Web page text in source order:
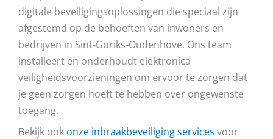
digitale beveiligingsoplossingen die speciaal zijn
afgestemd op de behoeften van inwoners en
bedrijven in Sint-Goriks-Oudenhove. Ons team
installeert en onderhoudt elektronica
veiligheidsvoorzieningen om ervoor te zorgen dat
je geen zorgen hoeft te hebben over ongewenste
toegang.
Bekijk ook onze inbraakbeveiliging services voor